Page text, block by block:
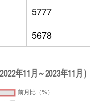
5777
5678